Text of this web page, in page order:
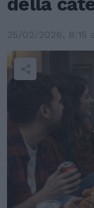
25/02/2026, 8:15